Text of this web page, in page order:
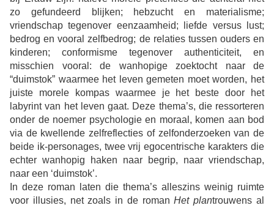
zo gefundeerd blijken; hebzucht en materialisme;
vriendschap tegenover eenzaamheid; liefde versus lust;
bedrog en vooral zelfbedrog; de relaties tussen ouders en
kinderen; conformisme tegenover authenticiteit, en
misschien vooral: de wanhopige zoektocht naar de
“duimstok” waarmee het leven gemeten moet worden, het
juiste morele kompas waarmee je het beste door het
labyrint van het leven gaat. Deze thema’s, die ressorteren
onder de noemer psychologie en moraal, komen aan bod
via de kwellende zelfreflecties of zelfonderzoeken van de
beide ik-personages, twee vrij egocentrische karakters die
echter wanhopig haken naar begrip, naar vriendschap,
naar een ‘duimstok’.
In deze roman laten die thema’s alleszins weinig ruimte
voor illusies, net zoals in de roman Het plantrouwens al